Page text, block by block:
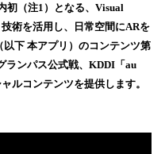
初（注1）となる、Visual
術を活用し、日常空間にARを
下 本アプリ）のコンテンツ第
ランパス公式戦、KDDI「au
ルコンテンツを提供します。